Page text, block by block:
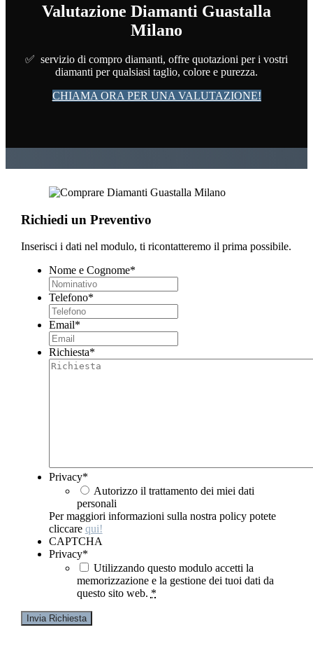
Valutazione Diamanti Guastalla
Milano
✅ servizio di compro diamanti, offre quotazioni per i vostri
diamanti per qualsiasi taglio, colore e purezza.
CHIAMA ORA PER UNA VALUTAZIONE!
Richiedi un Preventivo
Inserisci i dati nel modulo, ti ricontatteremo il prima possibile.
Nome e Cognome*
Telefono*
Email*
Richiesta*
Privacy*
Autorizzo il trattamento dei miei dati
personali
Per maggiori informazioni sulla nostra policy potete
cliccare qui!
CAPTCHA
Privacy*
Utilizzando questo modulo accetti la
memorizzazione e la gestione dei tuoi dati da
questo sito web. *